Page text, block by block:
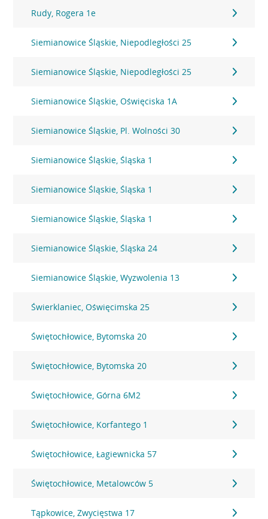
Rudy, Rogera 1e
Siemianowice Śląskie, Niepodległości 25
Siemianowice Śląskie, Niepodległości 25
Siemianowice Śląskie, Oświęciska 1A
Siemianowice Śląskie, Pl. Wolności 30
Siemianowice Śląskie, Śląska 1
Siemianowice Śląskie, Śląska 1
Siemianowice Śląskie, Śląska 1
Siemianowice Śląskie, Śląska 24
Siemianowice Śląskie, Wyzwolenia 13
Świerklaniec, Oświęcimska 25
Świętochłowice, Bytomska 20
Świętochłowice, Bytomska 20
Świętochłowice, Górna 6M2
Świętochłowice, Korfantego 1
Świętochłowice, Łagiewnicka 57
Świętochłowice, Metalowców 5
Tąpkowice, Zwycięstwa 17